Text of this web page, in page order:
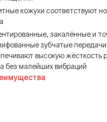
кожухи соответствуют
закалённые и
зубчатые передачи
высокую жёсткость
без малейших вибраций